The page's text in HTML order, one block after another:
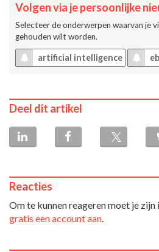
Volgen via je persoonlijke
Selecteer de onderwerpen waarvan je
gehouden wilt worden.
artificial intelligence
Deel dit artikel
Reacties
Om te kunnen reageren moet je zijn
gratis een account aan.